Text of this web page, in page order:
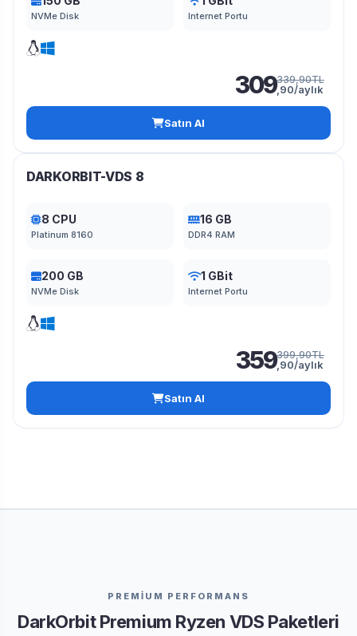
NVMe Disk Internet Portu
309339,90TL
,90/aylık
Satın Al
DARKORBIT-VDS 8
8 CPU
Platinum 8160
16 GB
DDR4 RAM
200 GB
NVMe Disk
1 GBit
Internet Portu
359399,90TL
,90/aylık
Satın Al
PREMİUM PERFORMANS
DarkOrbit Premium Ryzen VDS Paketleri